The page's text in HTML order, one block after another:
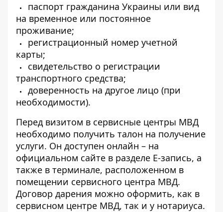
паспорт гражданина Украины или вид
на временное или постоянное
проживание;
регистрационный номер учетной
карты;
свидетельство о регистрации
транспортного средства;
доверенность на другое лицо (при
необходимости).
Перед визитом в сервисные центры МВД
необходимо получить талон на получение
услуги. Он доступен онлайн – на
официальном сайте в разделе Е-запись, а
также в терминале, расположенном в
помещении сервисного центра МВД.
Договор дарения можно оформить, как в
сервисном центре МВД, так и у нотариуса.